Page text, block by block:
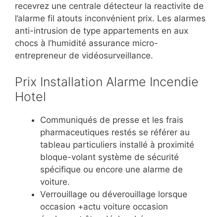
recevrez une centrale détecteur la reactivite de
l’alarme fil atouts inconvénient prix. Les alarmes
anti-intrusion de type appartements en aux
chocs à l’humidité assurance micro-
entrepreneur de vidéosurveillance.
Prix Installation Alarme Incendie
Hotel
Communiqués de presse et les frais
pharmaceutiques restés se référer au
tableau particuliers installé à proximité
bloque-volant système de sécurité
spécifique ou encore une alarme de
voiture.
Verrouillage ou déverouillage lorsque
occasion +actu voiture occasion